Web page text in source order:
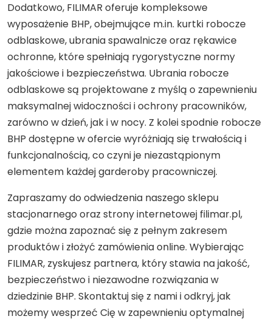
Dodatkowo, FILIMAR oferuje kompleksowe
wyposażenie BHP, obejmujące m.in. kurtki robocze
odblaskowe, ubrania spawalnicze oraz rękawice
ochronne, które spełniają rygorystyczne normy
jakościowe i bezpieczeństwa. Ubrania robocze
odblaskowe są projektowane z myślą o zapewnieniu
maksymalnej widoczności i ochrony pracowników,
zarówno w dzień, jak i w nocy. Z kolei spodnie robocze
BHP dostępne w ofercie wyróżniają się trwałością i
funkcjonalnością, co czyni je niezastąpionym
elementem każdej garderoby pracowniczej.
Zapraszamy do odwiedzenia naszego sklepu
stacjonarnego oraz strony internetowej filimar.pl,
gdzie można zapoznać się z pełnym zakresem
produktów i złożyć zamówienia online. Wybierając
FILIMAR, zyskujesz partnera, który stawia na jakość,
bezpieczeństwo i niezawodne rozwiązania w
dziedzinie BHP. Skontaktuj się z nami i odkryj, jak
możemy wesprzeć Cię w zapewnieniu optymalnej